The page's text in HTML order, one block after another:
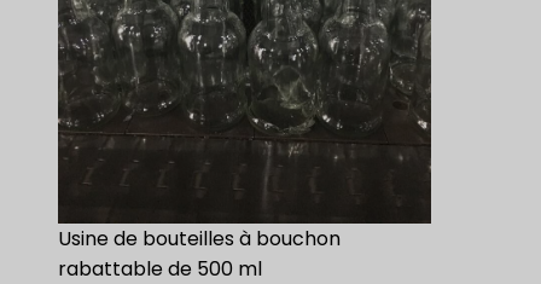
Usine de bouteilles à bouchon
rabattable de 500 ml